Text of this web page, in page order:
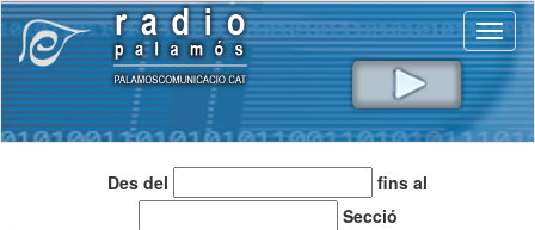
Des del
fins al
Secció